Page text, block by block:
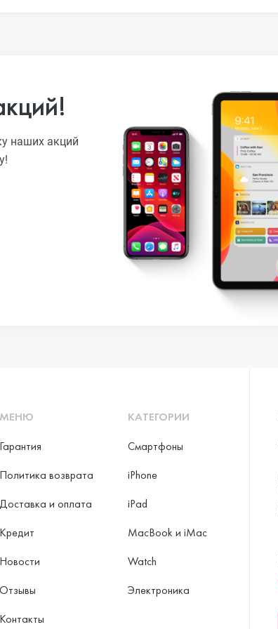
наших акций
МЕНЮ
Гарантия
Политика возврата
Доставка и оплата
Кредит
Новости
Отзывы
Контакты
КАТЕГОРИИ
Смартфоны
iPhone
iPad
MacBook и iMac
Watch
Электроника